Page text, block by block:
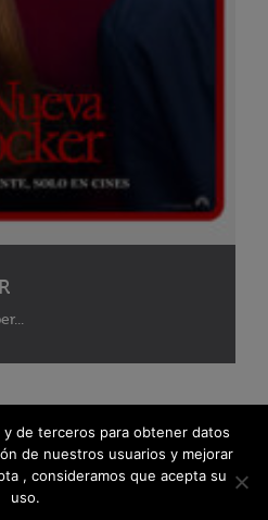
de terceros para obtener datos
de nuestros usuarios y mejorar
, consideramos que acepta su
uso.